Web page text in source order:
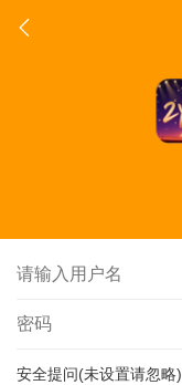
安全提问(未设置请忽略)